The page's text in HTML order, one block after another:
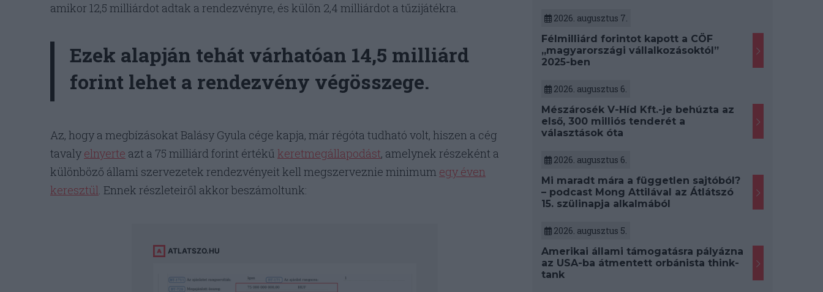
amikor 12,5 milliárdot adtak a rendezvényre, és külön 2,4 milliárdot a tűzijátékra.
Ezek alapján tehát várhatóan 14,5 milliárd
forint lehet a rendezvény végösszege.
Az, hogy a megbízásokat Balásy Gyula cége kapja, már régóta tudható volt, hiszen a cég
tavaly elnyerte azt a 75 milliárd forint értékű keretmegállapodást, amelynek részeként a
különböző állami szervezetek rendezvényeit kell megszerveznie minimum egy éven
keresztül. Ennek részleteiről akkor beszámoltunk:
2026. augusztus 7.
Félmilliárd forintot kapott a CÖF
„magyarországi vállalkozásoktól”
2025-ben
2026. augusztus 6.
Mészárosék V-Híd Kft.-je behúzta az
első, 300 milliós tenderét a
választások óta
2026. augusztus 6.
Mi maradt mára a független sajtóból?
– podcast Mong Attilával az Átlátszó
15. szülinapja alkalmából
2026. augusztus 5.
Amerikai állami támogatásra pályázna
az USA-ba átmentett orbánista think-
tank